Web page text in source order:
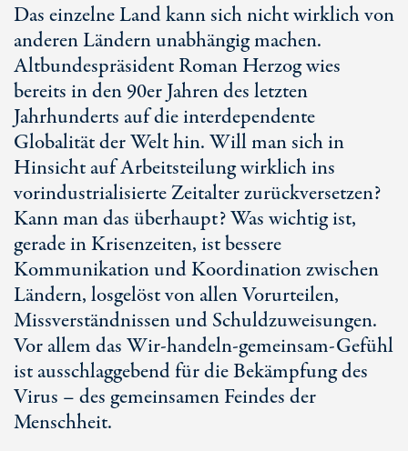
Das einzelne Land kann sich nicht wirklich von
anderen Ländern unabhängig machen.
Altbundespräsident Roman Herzog wies
bereits in den 90er Jahren des letzten
Jahrhunderts auf die interdependente
Globalität der Welt hin. Will man sich in
Hinsicht auf Arbeitsteilung wirklich ins
vorindustrialisierte Zeitalter zurückversetzen?
Kann man das überhaupt? Was wichtig ist,
gerade in Krisenzeiten, ist bessere
Kommunikation und Koordination zwischen
Ländern, losgelöst von allen Vorurteilen,
Missverständnissen und Schuldzuweisungen.
Vor allem das Wir-handeln-gemeinsam-Gefühl
ist ausschlaggebend für die Bekämpfung des
Virus – des gemeinsamen Feindes der
Menschheit.